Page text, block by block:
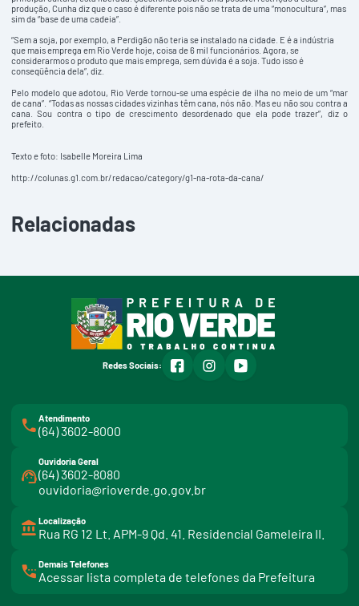
produção, Cunha diz que o caso é diferente pois não se trata de uma “monocultura”, mas
sim da “base de uma cadeia”.
“Sem a soja, por exemplo, a Perdigão não teria se instalado na cidade. E é a indústria
que mais emprega em Rio Verde hoje, coisa de 6 mil funcionários. Agora, se
considerarmos o produto que mais emprega, sem dúvida é a soja. Tudo isso é
conseqüência dela”, diz.
Pelo modelo que adotou, Rio Verde tornou-se uma espécie de ilha no meio de um “mar
de cana”. “Todas as nossas cidades vizinhas têm cana, nós não. Mas eu não sou contra a
cana. Sou contra o tipo de crescimento desordenado que ela pode trazer”, diz o
prefeito.
Texto e foto: Isabelle Moreira Lima
http://colunas.g1.com.br/redacao/category/g1-na-rota-da-cana/
Relacionadas
Redes Sociais: facebookinstagramyoutube
Atendimento
(64) 3602-8000
Ouvidoria Geral
(64) 3602-8080
ouvidoria@rioverde.go.gov.br
Localização
Rua RG 12 Lt. APM-9 Qd. 41. Residencial Gameleira II.
Demais Telefones
Acessar lista completa de telefones da Prefeitura
i